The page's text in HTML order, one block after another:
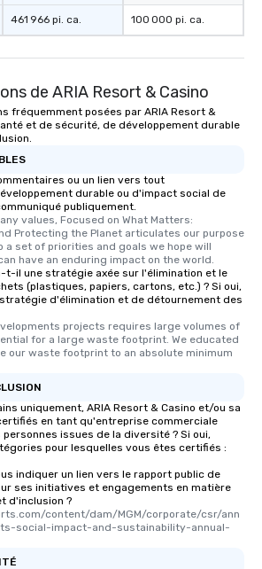
461 966 pi. ca. 100 000 pi. ca.
de ARIA Resort & Casino
fréquemment posées par ARIA Resort &
et de sécurité, de développement durable
ou un lien vers tout
durable ou d'impact social de
publiquement.
values, Focused on What Matters:
Protecting the Planet articulates our purpose
a set of priorities and goals we hope will
have an enduring impact on the world.
t-il une stratégie axée sur l'élimination et le
(plastiques, papiers, cartons, etc.) ? Si oui,
d'élimination et de détournement des
projects requires large volumes of
for a large waste footprint. We educated
our waste footprint to an absolute minimum
uniquement, ARIA Resort & Casino et/ou sa
en tant qu'entreprise commerciale
personnes issues de la diversité ? Si oui,
pour lesquelles vous êtes certifiés :
indiquer un lien vers le rapport public de
ses initiatives et engagements en matière
d'inclusion ?
content/dam/MGM/corporate/csr/ann
social-impact-and-sustainability-annual-